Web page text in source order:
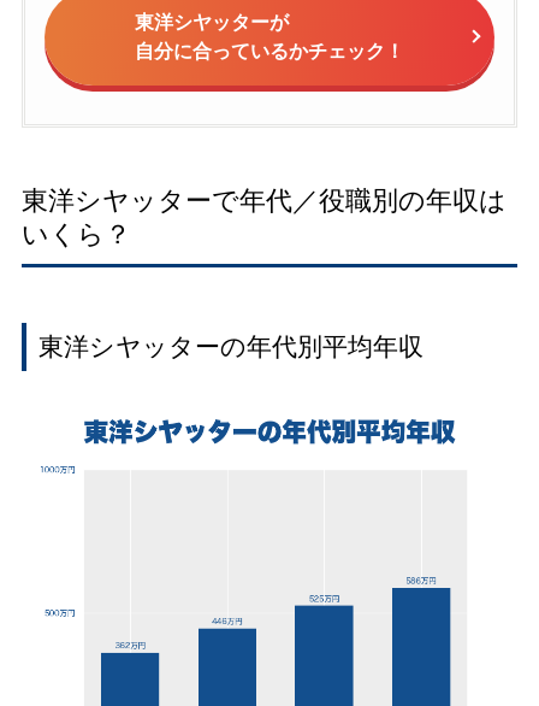
東洋シヤッターが
自分に合っているかチェック！
東洋シヤッターで年代／役職別の年収は
いくら？
東洋シヤッターの年代別平均年収